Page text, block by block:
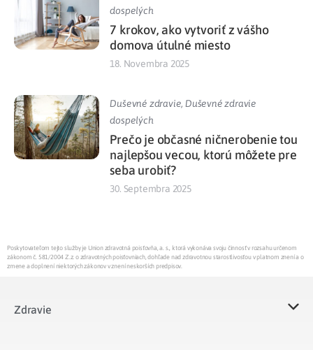
dospelých
7 krokov, ako vytvoriť z vášho
domova útulné miesto
18. Novembra 2025
Duševné zdravie,Duševné zdravie
dospelých
Prečo je občasné ničnerobenie tou
najlepšou vecou, ktorú môžete pre
seba urobiť?
30. Septembra 2025
Poskytovateľom tejto služby je Union zdravotná poisťovňa, a. s., ktorá vykonáva svoju činnosť v rozsahu určenom
zákonom č. 581/2004 Z.z. o zdravotných poisťovniach, dohľade nad zdravotnou starostlivosťou v platnom znení a o
zmene a doplnení niektorých zákonov v znení neskorších predpisov.
Zdravie